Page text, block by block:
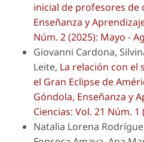
inicial de profesores de
Enseñanza y
Núm. 2 (2025): Mayo -
Giovanni Cardona,
Leite, La relación con
el Gran Eclipse de
Góndola, Enseñanza y
Ciencias: Vol. 21 Núm.
Natalia Lorena